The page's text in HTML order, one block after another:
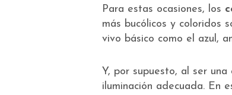
Para estas ocasiones, los
más bucólicos y coloridos
vivo básico como el azul,
Y, por supuesto, al ser
iluminación adecuada. En